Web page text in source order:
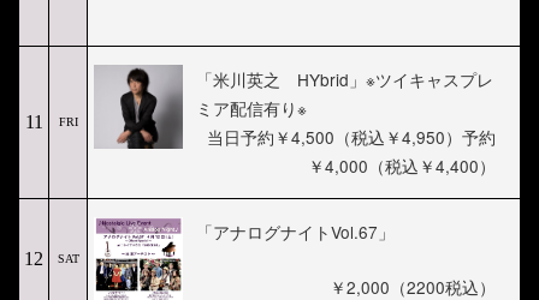
11 FRI
「米川英之 HYbrid」※ツイキャスプレ
ミア配信有り※
当日予約￥4,500（税込￥4,950）予約
￥4,000（税込￥4,400）
12 SAT
「アナログナイトVol.67」
￥2,000（2200税込）